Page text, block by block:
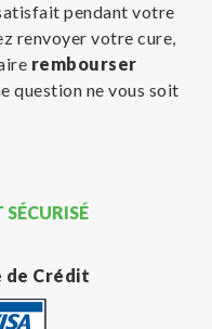
pendant votre
renvoyer votre cure,
rembourser
question ne vous soit
de Crédit